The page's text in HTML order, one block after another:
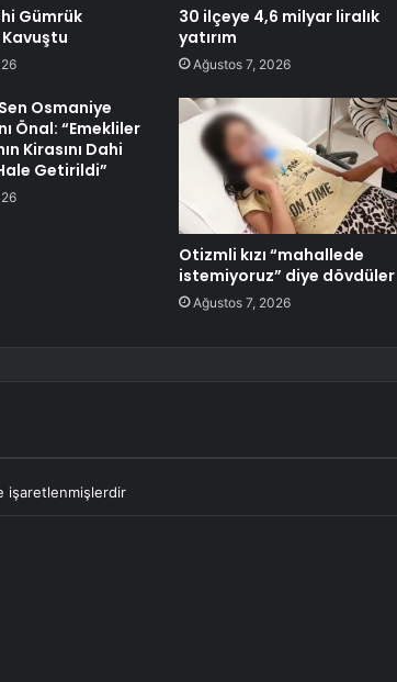
Gümrük
Kavuştu
30 ilçeye 4,6 milyar liralık
yatırım
Ağustos 7, 2026
Osmaniye
Önal: “Emekliler
Kirasını Dahi
Getirildi”
Otizmli kızı “mahallede
istemiyoruz” diye dövdüler
Ağustos 7, 2026
işaretlenmişlerdir